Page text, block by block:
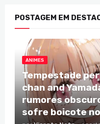
POSTAGEM EM
ANIMES
Tempestade
chan and
rumores
sofre boicote